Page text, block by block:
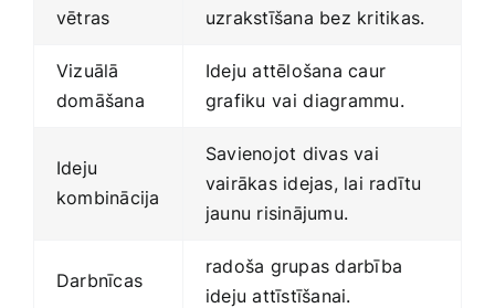
vētras
uzrakstīšana bez kritikas.
Vizuālā⁤
domāšana
Ideju attēlošana caur
‍grafiku ⁢vai ⁤diagrammu.
Ideju
kombinācija
Savienojot divas vai
vairākas idejas, lai radītu
jaunu risinājumu.
Darbnīcas
radoša grupas darbība
ideju attīstīšanai.